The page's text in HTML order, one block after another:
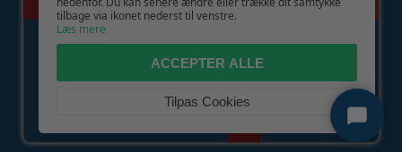
tilbage via ikonet nederst til venstre.
Læs mere
ACCEPTER ALLE
Tilpas Cookies